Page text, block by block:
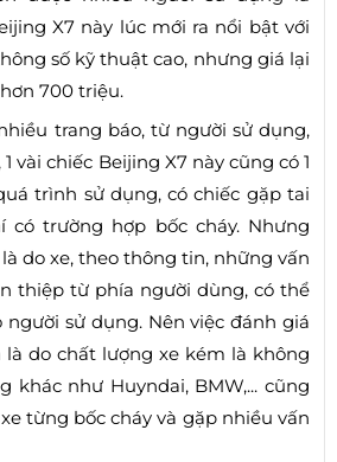
X7 này lúc mới ra nổi bật với
số kỹ thuật cao, nhưng giá lại
700 triệu.
trang báo, từ người sử dụng,
vài chiếc Beijing X7 này cũng có 1
trình sử dụng, có chiếc gặp tai
có trường hợp bốc cháy. Nhưng
do xe, theo thông tin, những vấn
thiệp từ phía người dùng, có thể
người sử dụng. Nên việc đánh giá
do chất lượng xe kém là không
khác như Huyndai, BMW,... cũng
từng bốc cháy và gặp nhiều vấn